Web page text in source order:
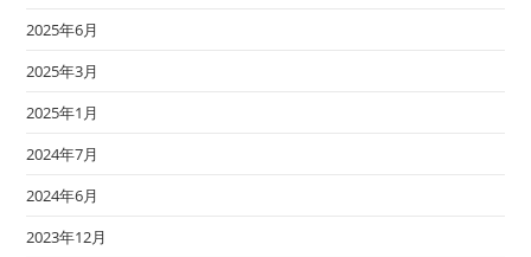
2025年6月
2025年3月
2025年1月
2024年7月
2024年6月
2023年12月